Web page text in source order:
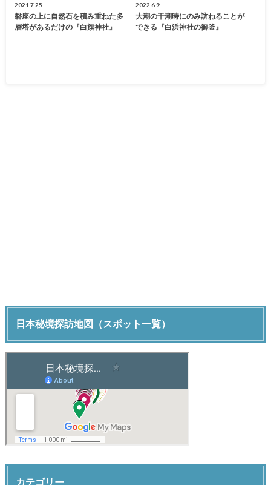
2021.7.25
磐座の上に自然石を積み重ねた多
層塔があるだけの『白旗神社』
2022.6.9
大潮の干潮時にのみ訪ねることが
できる『白浜神社の御釜』
日本秘境探訪地図（スポット一覧）
カテゴリー